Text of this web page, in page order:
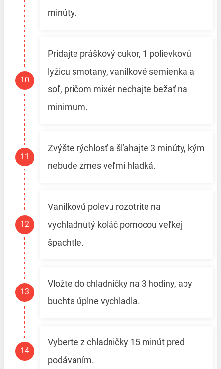
minúty.
Pridajte práškový cukor, 1 polievkovú
lyžicu smotany, vanilkové semienka a
soľ, pričom mixér nechajte bežať na
minimum.
Zvýšte rýchlosť a šľahajte 3 minúty, kým
nebude zmes veľmi hladká.
Vanilkovú polevu rozotrite na
vychladnutý koláč pomocou veľkej
špachtle.
Vložte do chladničky na 3 hodiny, aby
buchta úplne vychladla.
Vyberte z chladničky 15 minút pred
podávaním.